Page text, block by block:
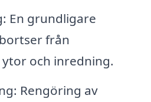
En grundligare
från
och inredning.
Rengöring av